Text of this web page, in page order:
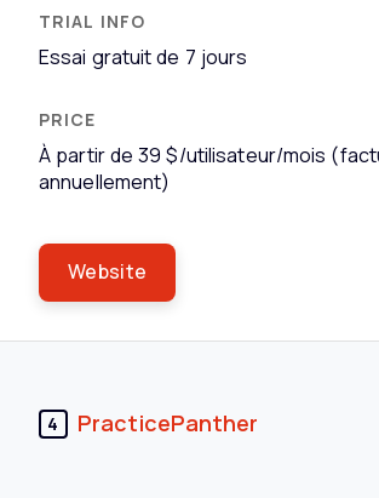
Essai gratuit de 7 jours
À partir de 39 $/utilisateur/mois
annuellement)
Website
4 PracticePanther